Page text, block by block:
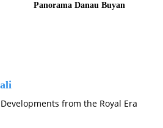
Panorama Danau Buyan
from the Royal Era